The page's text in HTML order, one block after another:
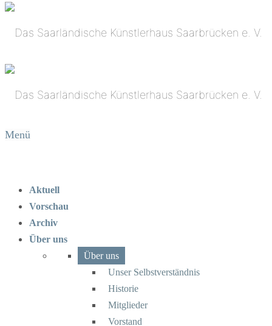
Menü
Aktuell
Vorschau
Archiv
Über uns
Über uns
Unser Selbstverständnis
Historie
Mitglieder
Vorstand